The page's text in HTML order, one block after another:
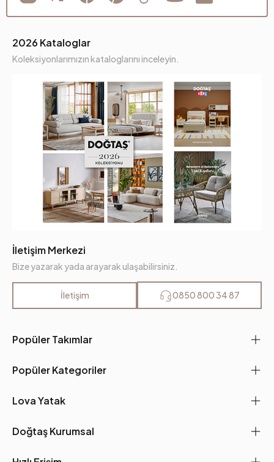
Popüler Takımlar
Popüler Kategoriler
Lova Yatak
Doğtaş Kurumsal
2026 Kataloglar
Koleksiyonlarımızın kataloglarını inceleyin.
İletişim Merkezi
Bize yazarak yada arayarak ulaşabilirsiniz.
İletişim 0850 800 34 87